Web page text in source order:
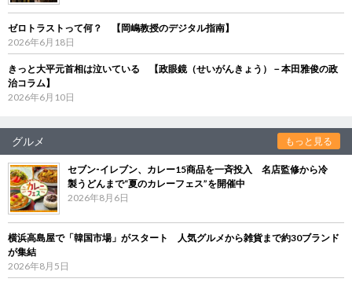
ゼロトラストって何？ 【岡嶋教授のデジタル指南】
2026年6月18日
きっと大平元首相は泣いている 【政眼鏡（せいがんきょう）－本田雅俊の政
治コラム】
2026年6月10日
グルメ もっと見る
セブン‐イレブン、カレー15商品を一斉投入 名店監修から冷
製うどんまで“夏のカレーフェス”を開催中
2026年8月6日
横浜高島屋で「韓国市場」がスタート 人気グルメから雑貨まで約30ブランド
が集結
2026年8月5日